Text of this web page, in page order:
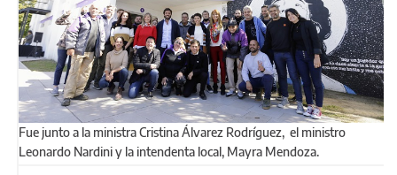
Fue junto a la ministra Cristina Álvarez Rodríguez, el ministro
Leonardo Nardini y la intendenta local, Mayra Mendoza.